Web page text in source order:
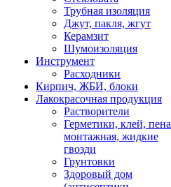
Трубная изоляция
Джут, пакля, жгут
Керамзит
Шумоизоляция
Инструмент
Расходники
Кирпич, ЖБИ, блоки
Лакокрасочная продукция
Растворители
Герметики, клей, пена
монтажная, жидкие
гвозди
Грунтовки
Здоровый дом